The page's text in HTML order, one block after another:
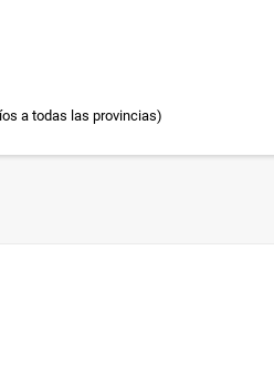
a todas las provincias)